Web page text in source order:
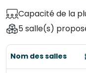
Capacité de la
5 salle(s)
Nom des salles